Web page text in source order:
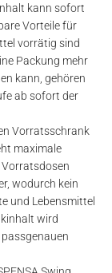
kann sofort
Vorteile für
vorrätig sind
Packung mehr
kann, gehören
ab sofort der
Vorratsschrank
maximale
Vorratsdosen
wodurch kein
und Lebensmittel
wird